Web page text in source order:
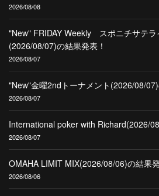
2026/08/08
"New" FRIDAY Weekly スポニチサテラ
(2026/08/07)の結果発表！
2026/08/07
"New"金曜2ndトーナメント(2026/08/07)
2026/08/07
International poker with Richard(2026/
2026/08/07
OMAHA LIMIT MIX(2026/08/06)の結果発
2026/08/06